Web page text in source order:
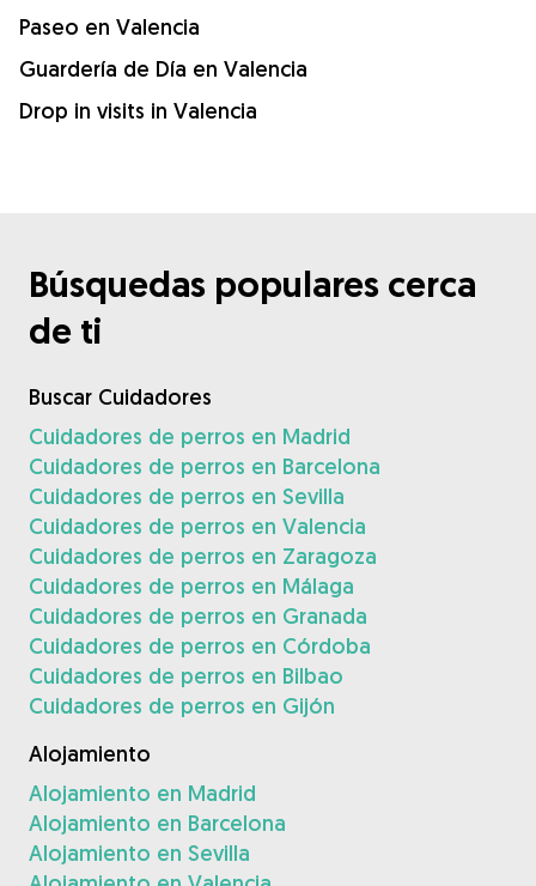
Paseo en Valencia
Guardería de Día en Valencia
Drop in visits in Valencia
Búsquedas populares cerca
de ti
Buscar Cuidadores
Cuidadores de perros en Madrid
Cuidadores de perros en Barcelona
Cuidadores de perros en Sevilla
Cuidadores de perros en Valencia
Cuidadores de perros en Zaragoza
Cuidadores de perros en Málaga
Cuidadores de perros en Granada
Cuidadores de perros en Córdoba
Cuidadores de perros en Bilbao
Cuidadores de perros en Gijón
Alojamiento
Alojamiento en Madrid
Alojamiento en Barcelona
Alojamiento en Sevilla